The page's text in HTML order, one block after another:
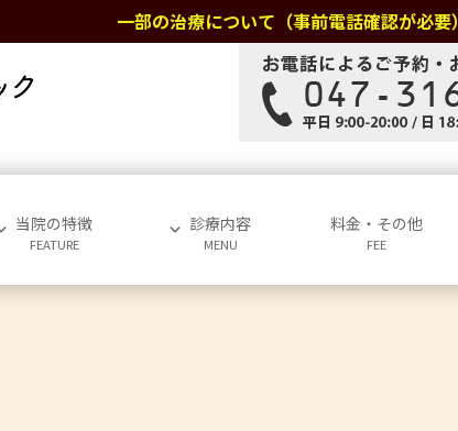
一部の治療について（事前電話確認が必要）
当院の特徴
FEATURE
診療内容
MENU
料金・その他
FEE